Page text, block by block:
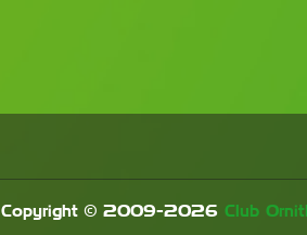
Copyright © 2009-2026 Club